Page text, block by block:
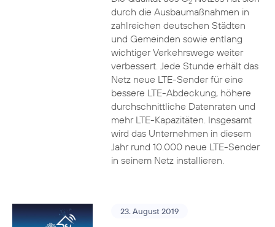
durch die Ausbaumaßnahmen in
zahlreichen deutschen Städten
und Gemeinden sowie entlang
wichtiger Verkehrswege weiter
verbessert. Jede Stunde erhält das
Netz neue LTE-Sender für eine
bessere LTE-Abdeckung, höhere
durchschnittliche Datenraten und
mehr LTE-Kapazitäten. Insgesamt
wird das Unternehmen in diesem
Jahr rund 10.000 neue LTE-Sender
in seinem Netz installieren.
23. August 2019